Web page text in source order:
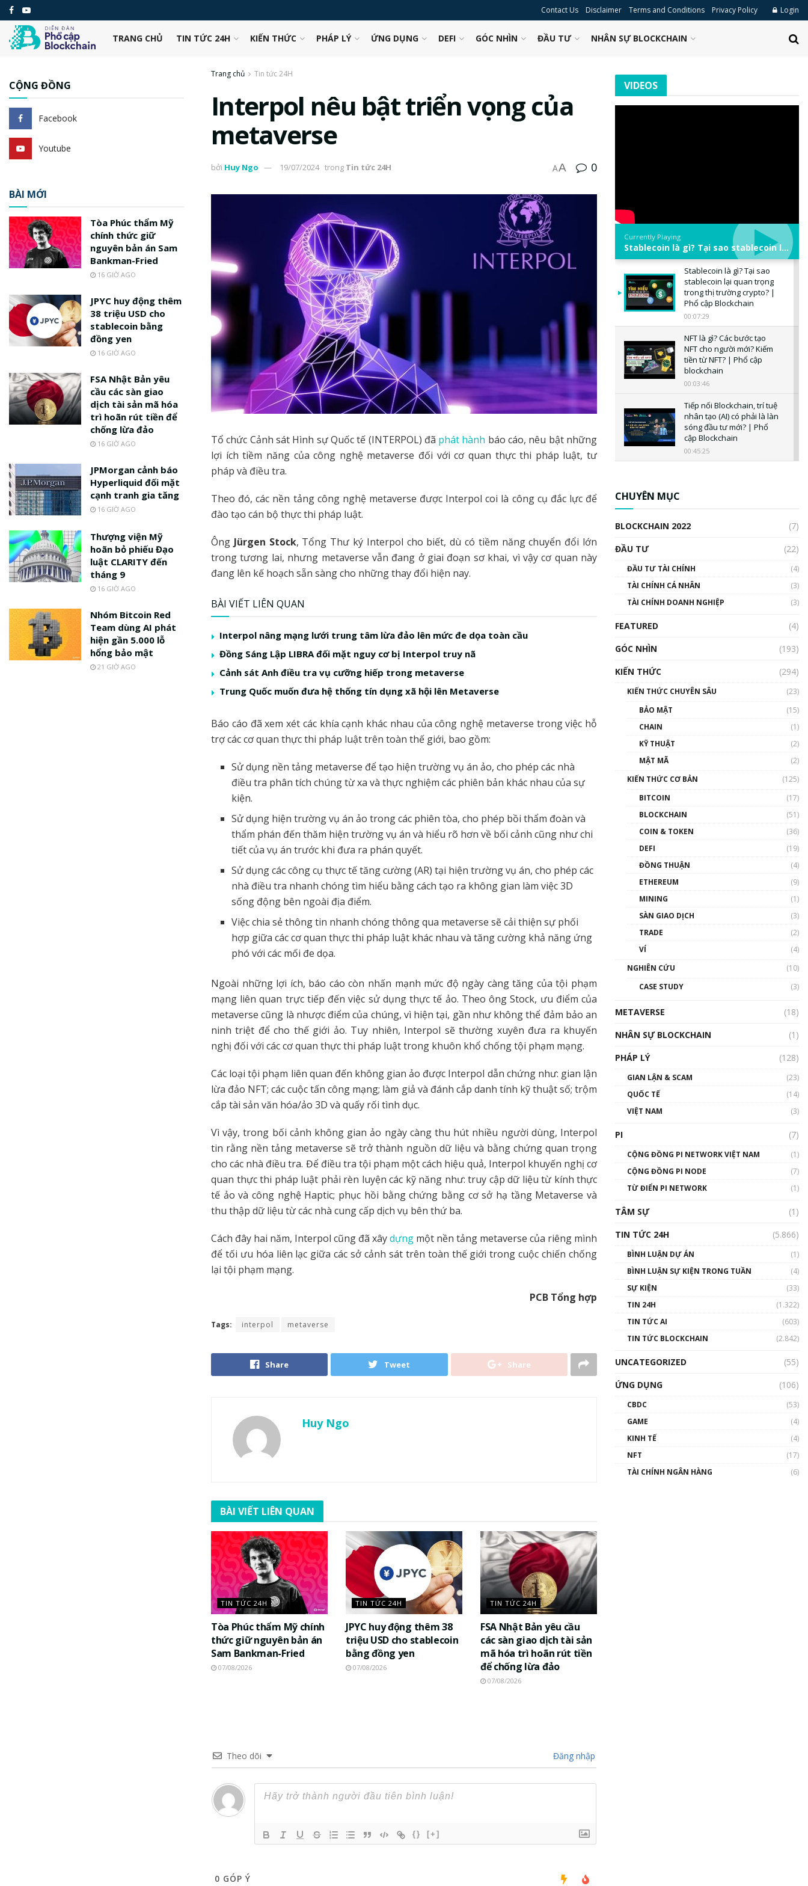
Contact Us Disclaimer Terms and Conditions Privacy Policy Login
TRANG CHỦ TIN TỨC 24H KIẾN THỨC PHÁP LÝ ỨNG DỤNG DEFI GÓC NHÌN ĐẦU TƯ NHÂN SỰ BLOCKCHAIN
Trang chủ Tin tức 24H
Interpol nêu bật triển vọng của
metaverse
bởi Huy Ngo 19/07/2024 trong Tin tức 24H AA 0
Tổ chức Cảnh sát Hình sự Quốc tế (INTERPOL) đã phát hành báo cáo, nêu bật những
lợi ích tiềm năng của công nghệ metaverse đối với cơ quan thực thi pháp luật, tư
pháp và điều tra.
Theo đó, các nền tảng công nghệ metaverse được Interpol coi là công cụ đắc lực để
đào tạo cán bộ thực thi pháp luật.
Ông Jürgen Stock, Tổng Thư ký Interpol cho biết, dù có tiềm năng chuyển đổi lớn
trong tương lai, nhưng metaverse vẫn đang ở giai đoạn sơ khai, vì vậy cơ quan này
đang lên kế hoạch sẵn sàng cho những thay đổi hiện nay.
BÀI VIẾT LIÊN QUAN
Interpol nâng mạng lưới trung tâm lừa đảo lên mức đe dọa toàn cầu
Đồng Sáng Lập LIBRA đối mặt nguy cơ bị Interpol truy nã
Cảnh sát Anh điều tra vụ cưỡng hiếp trong metaverse
Trung Quốc muốn đưa hệ thống tín dụng xã hội lên Metaverse
Báo cáo đã xem xét các khía cạnh khác nhau của công nghệ metaverse trong việc hỗ
trợ các cơ quan thực thi pháp luật trên toàn thế giới, bao gồm:
Sử dụng nền tảng metaverse để tạo hiện trường vụ án ảo, cho phép các nhà
điều tra phân tích chúng từ xa và thực nghiệm các phiên bản khác nhau của sự
kiện.
Sử dụng hiện trường vụ án ảo trong các phiên tòa, cho phép bồi thẩm đoàn và
thẩm phán đến thăm hiện trường vụ án và hiểu rõ hơn về bối cảnh cũng như chi
tiết của vụ án trước khi đưa ra phán quyết.
Sử dụng các công cụ thực tế tăng cường (AR) tại hiện trường vụ án, cho phép các
nhà điều tra nhanh chóng tìm hiểu bằng cách tạo ra không gian làm việc 3D
sống động bên ngoài địa điểm.
Việc chia sẻ thông tin nhanh chóng thông qua metaverse sẽ cải thiện sự phối
hợp giữa các cơ quan thực thi pháp luật khác nhau và tăng cường khả năng ứng
phó với các mối đe dọa.
Ngoài những lợi ích, báo cáo còn nhấn mạnh mức độ ngày càng tăng của tội phạm
mạng liên quan trực tiếp đến việc sử dụng thực tế ảo. Theo ông Stock, ưu điểm của
metaverse cũng là nhược điểm của chúng, vì hiện tại, gần như không thể đảm bảo an
ninh triệt để cho thế giới ảo. Tuy nhiên, Interpol sẽ thường xuyên đưa ra khuyến
nghị đối với các cơ quan thực thi pháp luật trong khuôn khổ chống tội phạm mạng.
Các loại tội phạm liên quan đến không gian ảo được Interpol dẫn chứng như: gian lận
lừa đảo NFT; các cuộc tấn công mạng; làm giả và đánh cắp danh tính kỹ thuật số; trộm
cắp tài sản văn hóa/ảo 3D và quấy rối tình dục.
Vì vậy, trong bối cảnh không gian ảo ngày càng thu hút nhiều người dùng, Interpol
tin rằng nền tảng metaverse sẽ trở thành nguồn dữ liệu và bằng chứng quan trọng
cho các nhà điều tra. Để điều tra tội phạm một cách hiệu quả, Interpol khuyến nghị cơ
quan thực thi pháp luật phải rèn luyện các kỹ năng như: truy cập dữ liệu từ kính thực
tế ảo và công nghệ Haptic; phục hồi bằng chứng bằng cơ sở hạ tầng Metaverse và
thu thập dữ liệu từ các nhà cung cấp dịch vụ bên thứ ba.
Cách đây hai năm, Interpol cũng đã xâydựng một nền tảng metaverse của riêng mình
để tối ưu hóa liên lạc giữa các sở cảnh sát trên toàn thế giới trong cuộc chiến chống
lại tội phạm mạng.
PCB Tổng hợp
Tags: interpol metaverse
Share Tweet Share
Huy Ngo
BÀI VIẾT LIÊN QUAN
TIN TỨC 24H
Tòa Phúc thẩm Mỹ chính
thức giữ nguyên bản án
Sam Bankman-Fried
07/08/2026
TIN TỨC 24H
JPYC huy động thêm 38
triệu USD cho stablecoin
bằng đồng yen
07/08/2026
TIN TỨC 24H
FSA Nhật Bản yêu cầu
các sàn giao dịch tài sản
mã hóa trì hoãn rút tiền
để chống lừa đảo
07/08/2026
Theo dõi Đăng nhập
{} [+]
0 GÓP Ý
CỘNG ĐỒNG
Facebook
Youtube
BÀI MỚI
Tòa Phúc thẩm Mỹ
chính thức giữ
nguyên bản án Sam
Bankman-Fried
16 GIỜ AGO
JPYC huy động thêm
38 triệu USD cho
stablecoin bằng
đồng yen
16 GIỜ AGO
FSA Nhật Bản yêu
cầu các sàn giao
dịch tài sản mã hóa
trì hoãn rút tiền để
chống lừa đảo
16 GIỜ AGO
JPMorgan cảnh báo
Hyperliquid đối mặt
cạnh tranh gia tăng
16 GIỜ AGO
Thượng viện Mỹ
hoãn bỏ phiếu Đạo
luật CLARITY đến
tháng 9
16 GIỜ AGO
Nhóm Bitcoin Red
Team dùng AI phát
hiện gần 5.000 lỗ
hổng bảo mật
21 GIỜ AGO
VIDEOS
Currently Playing
Stablecoin là gì? Tại sao stablecoin lại quan trọng trong thị trường crypto? | Phổ cập Blockchain
Stablecoin là gì? Tại sao
stablecoin lại quan trọng
trong thị trường crypto? |
Phổ cập Blockchain
00:07:29
NFT là gì? Các bước tạo
NFT cho người mới? Kiếm
tiền từ NFT? | Phổ cập
blockchain
00:03:46
Tiếp nối Blockchain, trí tuệ
nhân tạo (AI) có phải là làn
sóng đầu tư mới? | Phổ
cập Blockchain
00:45:25
uptrend trong năm 2023? |
Phổ cập Blockchain
00:02:14
Nhìn lại năm 2022: Những
nhân vật ảnh hưởng nhất
hệ sinh thái tiền mã hoá |
Blockchain
Nhân sự tương lại ngành
Blockchain Việt Nam | Phổ
cập Blockchain
Blockchain đang được ứng
01:34:46
01:32:59
Talkshow17: Mùa đông
Crypto – Chiếc khăn gió ấm
01:49:30
Talkshow 14: MemeCoin –
CHUYÊN MỤC
BLOCKCHAIN 2022
(7)
ĐẦU TƯ
(22)
ĐẦU TƯ TÀI CHÍNH
(4)
TÀI CHÍNH CÁ NHÂN
(3)
TÀI CHÍNH DOANH NGHIỆP
(3)
FEATURED
(4)
GÓC NHÌN
(193)
KIẾN THỨC
(294)
KIẾN THỨC CHUYÊN SÂU
(23)
BẢO MẬT
(15)
CHAIN
(1)
KỸ THUẬT
(2)
MẬT MÃ
(2)
KIẾN THỨC CƠ BẢN
(125)
BITCOIN
(17)
BLOCKCHAIN
(51)
COIN & TOKEN
(36)
DEFI
(19)
ĐỒNG THUẬN
(4)
ETHEREUM
(9)
MINING
(1)
SÀN GIAO DỊCH
(3)
TRADE
(2)
VÍ
(4)
NGHIÊN CỨU
(10)
CASE STUDY
(3)
METAVERSE
(18)
NHÂN SỰ BLOCKCHAIN
(1)
PHÁP LÝ
(128)
GIAN LẬN & SCAM
(23)
QUỐC TẾ
(14)
VIỆT NAM
(3)
PI (7)
CỘNG ĐỒNG PI NETWORK VIỆT NAM
(1)
CỘNG ĐỒNG PI NODE
(7)
TỪ ĐIỂN PI NETWORK
(1)
TÂM SỰ
(1)
TIN TỨC 24H
(5.866)
BÌNH LUẬN DỰ ÁN
(1)
BÌNH LUẬN SỰ KIỆN TRONG TUẦN
(4)
SỰ KIỆN
(33)
TIN 24H
(1.322)
TIN TỨC AI
(603)
TIN TỨC BLOCKCHAIN
(2.842)
UNCATEGORIZED
(55)
ỨNG DỤNG
(106)
CBDC
(53)
GAME
(4)
KINH TẾ
(4)
NFT
(17)
TÀI CHÍNH NGÂN HÀNG
(6)